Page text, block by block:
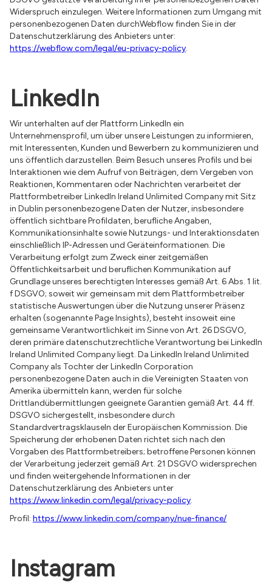
Widerspruch einzulegen. Weitere Informationen zum Umgang mit
personenbezogenen Daten durchWebflow finden Sie in der
Datenschutzerklärung des Anbieters unter:
https://webflow.com/legal/eu-privacy-policy.
LinkedIn
Wir unterhalten auf der Plattform LinkedIn ein
Unternehmensprofil, um über unsere Leistungen zu informieren,
mit Interessenten, Kunden und Bewerbern zu kommunizieren und
uns öffentlich darzustellen. Beim Besuch unseres Profils und bei
Interaktionen wie dem Aufruf von Beiträgen, dem Vergeben von
Reaktionen, Kommentaren oder Nachrichten verarbeitet der
Plattformbetreiber LinkedIn Ireland Unlimited Company mit Sitz
in Dublin personenbezogene Daten der Nutzer, insbesondere
öffentlich sichtbare Profildaten, berufliche Angaben,
Kommunikationsinhalte sowie Nutzungs- und Interaktionsdaten
einschließlich IP-Adressen und Geräteinformationen. Die
Verarbeitung erfolgt zum Zweck einer zeitgemäßen
Öffentlichkeitsarbeit und beruflichen Kommunikation auf
Grundlage unseres berechtigten Interesses gemäß Art. 6 Abs. 1 lit.
f DSGVO; soweit wir gemeinsam mit dem Plattformbetreiber
statistische Auswertungen über die Nutzung unserer Präsenz
erhalten (sogenannte Page Insights), besteht insoweit eine
gemeinsame Verantwortlichkeit im Sinne von Art. 26 DSGVO,
deren primäre datenschutzrechtliche Verantwortung bei LinkedIn
Ireland Unlimited Company liegt. Da LinkedIn Ireland Unlimited
Company als Tochter der LinkedIn Corporation
personenbezogene Daten auch in die Vereinigten Staaten von
Amerika übermitteln kann, werden für solche
Drittlandübermittlungen geeignete Garantien gemäß Art. 44 ff.
DSGVO sichergestellt, insbesondere durch
Standardvertragsklauseln der Europäischen Kommission. Die
Speicherung der erhobenen Daten richtet sich nach den
Vorgaben des Plattformbetreibers; betroffene Personen können
der Verarbeitung jederzeit gemäß Art. 21 DSGVO widersprechen
und finden weitergehende Informationen in der
Datenschutzerklärung des Anbieters unter
https://www.linkedin.com/legal/privacy-policy.
Profil: https://www.linkedin.com/company/nue-finance/
Instagram